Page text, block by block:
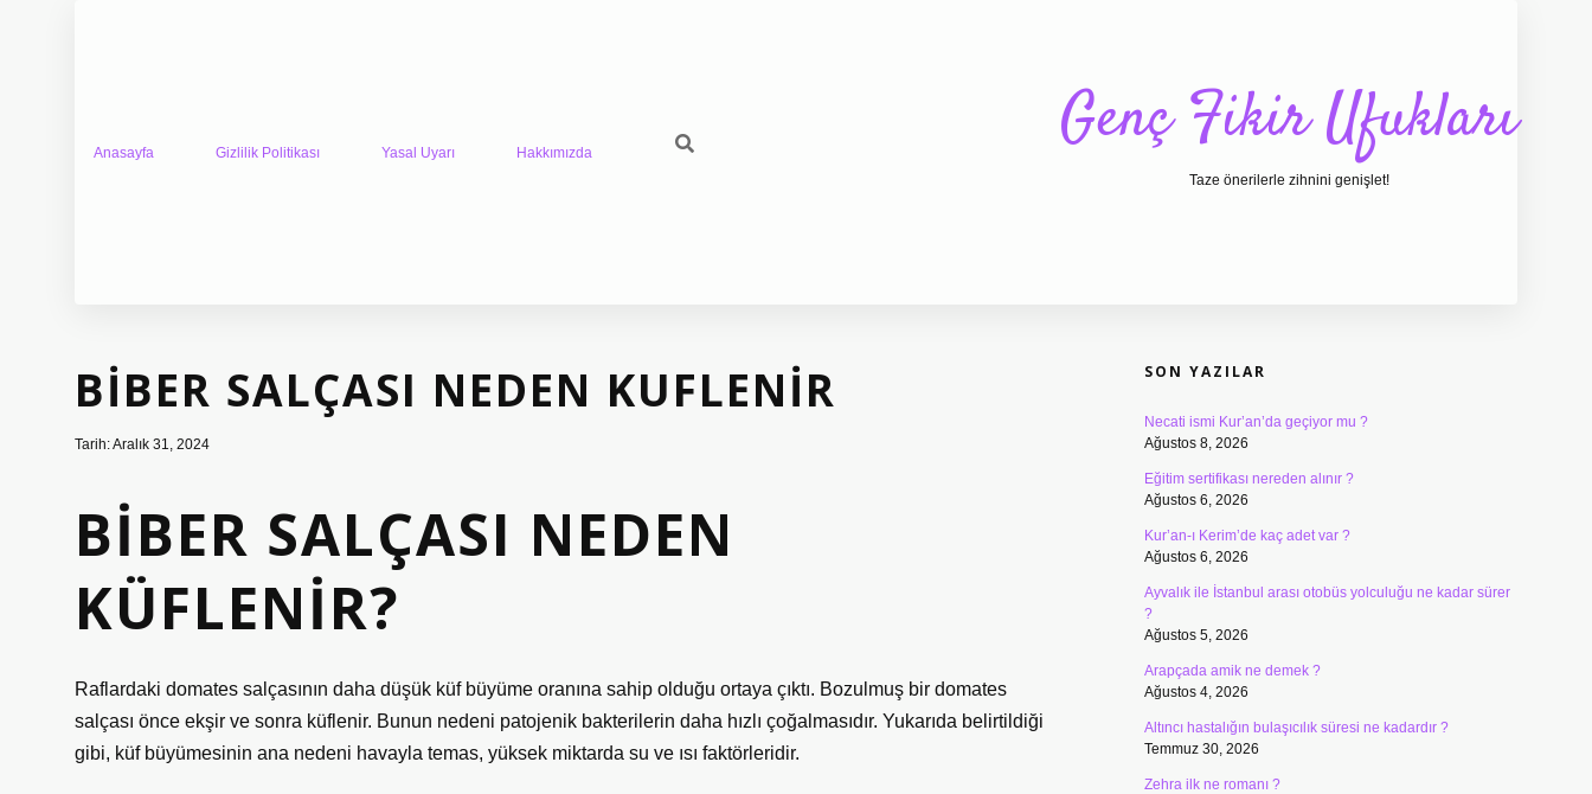
Anasayfa Gizlilik Politikası Yasal Uyarı Hakkımızda Genç Fikir Ufukları
Taze önerilerle zihnini genişlet!
BIBER SALÇASI NEDEN KUFLENIR
Tarih: Aralık 31, 2024
BIBER SALÇASI NEDEN
KÜFLENIR?
Raflardaki domates salçasının daha düşük küf büyüme oranına sahip olduğu ortaya çıktı. Bozulmuş bir domates
salçası önce ekşir ve sonra küflenir. Bunun nedeni patojenik bakterilerin daha hızlı çoğalmasıdır. Yukarıda belirtildiği
gibi, küf büyümesinin ana nedeni havayla temas, yüksek miktarda su ve ısı faktörleridir.
SON YAZILAR
Necati ismi Kur’an’da geçiyor mu ?
Ağustos 8, 2026
Eğitim sertifikası nereden alınır ?
Ağustos 6, 2026
Kur’an-ı Kerim’de kaç adet var ?
Ağustos 6, 2026
Ayvalık ile İstanbul arası otobüs yolculuğu ne kadar sürer
?
Ağustos 5, 2026
Arapçada amik ne demek ?
Ağustos 4, 2026
Altıncı hastalığın bulaşıcılık süresi ne kadardır ?
Temmuz 30, 2026
Zehra ilk ne romanı ?